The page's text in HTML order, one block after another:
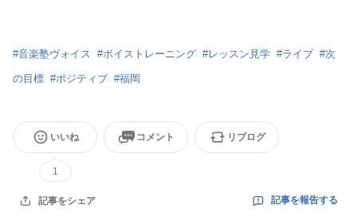
#音楽塾ヴォイス #ボイストレーニング #レッスン見学 #ライブ #次
の目標 #ポジティブ #福岡
いいね
1
コメント リブログ
記事をシェア 記事を報告する